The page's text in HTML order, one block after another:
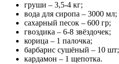
груши – 3,5-4 кг;
вода для сиропа – 3000 мл;
сахарный песок – 600 гр;
гвоздика – 6-8 звёздочек;
корица – 1 палочка;
барбарис сушёный – 10 шт;
кардамон – 1 щепотка.